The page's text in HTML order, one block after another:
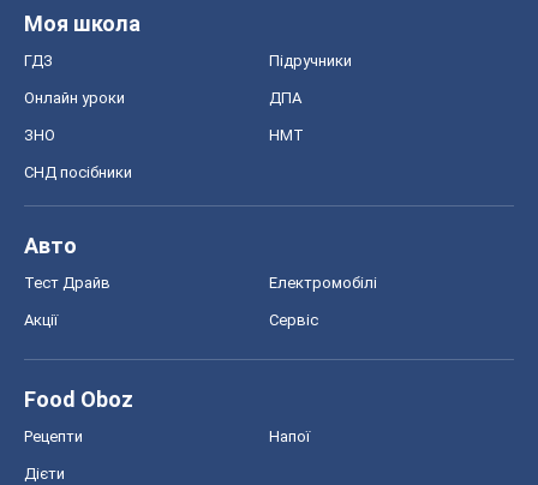
Моя школа
ГДЗ Підручники
Онлайн уроки ДПА
ЗНО НМТ
СНД посібники
Авто
Тест Драйв Електромобілі
Акції Сервіс
Food Oboz
Рецепти Напої
Дієти